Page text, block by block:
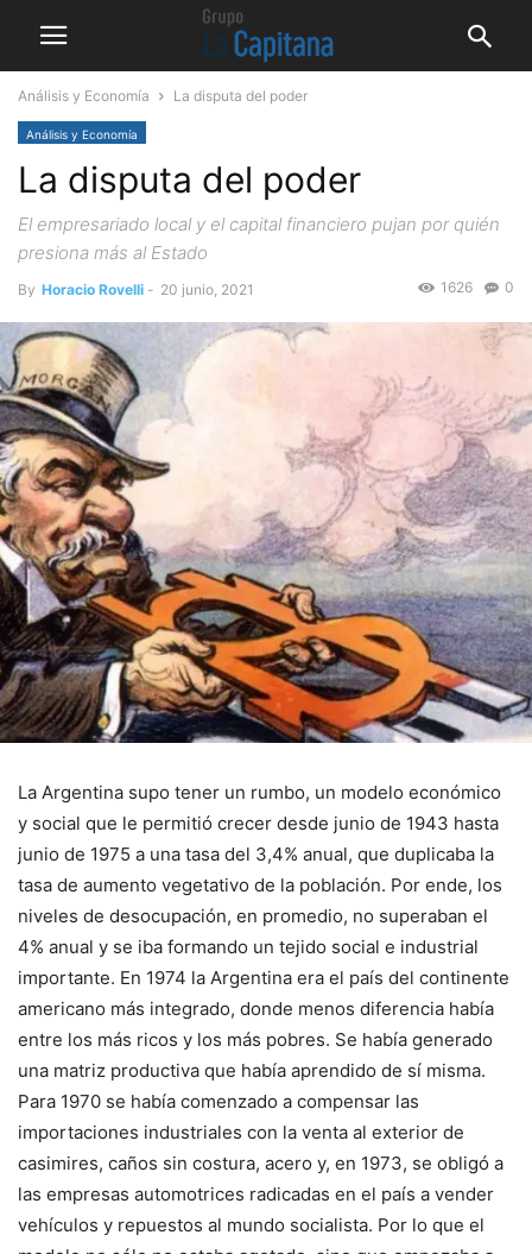
Análisis y Economía La disputa del poder
Análisis y Economía
La disputa del poder
El empresariado local y el capital financiero pujan por quién
presiona más al Estado
By Horacio Rovelli - 20 junio, 2021 0
1626
La Argentina supo tener un rumbo, un modelo económico
y social que le permitió crecer desde junio de 1943 hasta
junio de 1975 a una tasa del 3,4% anual, que duplicaba la
tasa de aumento vegetativo de la población. Por ende, los
niveles de desocupación, en promedio, no superaban el
4% anual y se iba formando un tejido social e industrial
importante. En 1974 la Argentina era el país del continente
americano más integrado, donde menos diferencia había
entre los más ricos y los más pobres. Se había generado
una matriz productiva que había aprendido de sí misma.
Para 1970 se había comenzado a compensar las
importaciones industriales con la venta al exterior de
casimires, caños sin costura, acero y, en 1973, se obligó a
las empresas automotrices radicadas en el país a vender
vehículos y repuestos al mundo socialista. Por lo que el